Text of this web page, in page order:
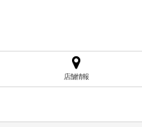
店舗情報